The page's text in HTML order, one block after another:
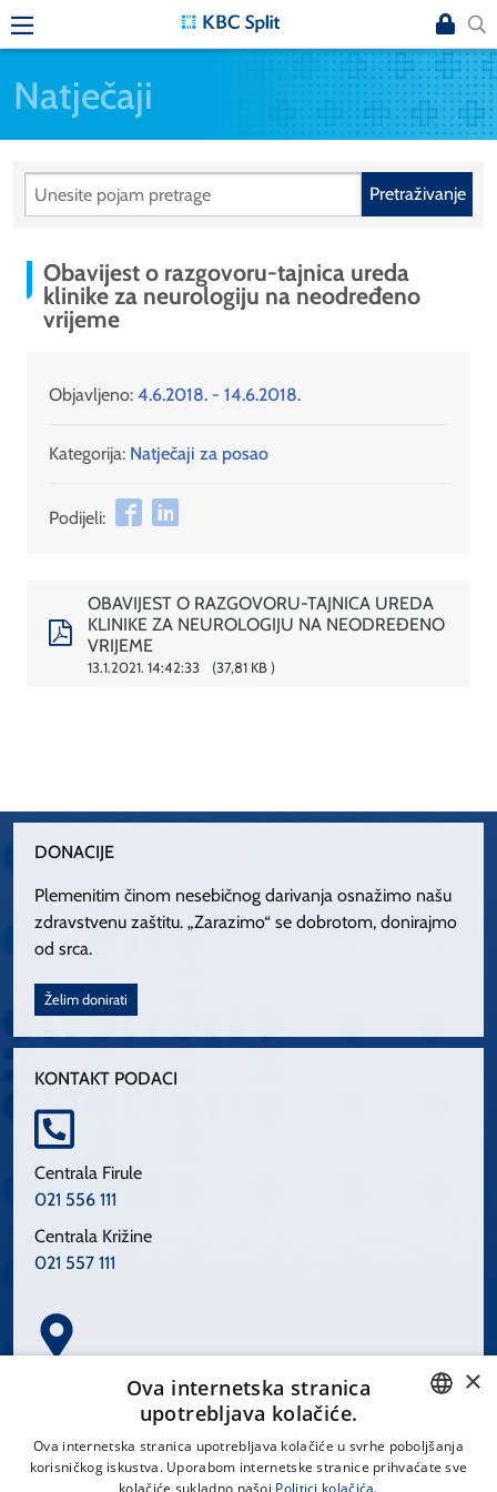
Natječaji
Pretraživanje
Obavijest o razgovoru-tajnica ureda
klinike za neurologiju na neodređeno
vrijeme
Objavljeno: 4.6.2018. - 14.6.2018.
Kategorija: Natječaji za posao
Podijeli:
OBAVIJEST O RAZGOVORU-TAJNICA UREDA
KLINIKE ZA NEUROLOGIJU NA NEODREĐENO
VRIJEME
13.1.2021. 14:42:33 37,81 KB
DONACIJE
Plemenitim činom nesebičnog darivanja osnažimo našu
zdravstvenu zaštitu. „Zarazimo“ se dobrotom, donirajmo
od srca.
Želim donirati
KONTAKT PODACI
Centrala Firule
021 556 111
Centrala Križine
021 557 111
Spinčićeva 1, 21000 Split
CROATIAN
×
Ova internetska stranica
upotrebljava kolačiće.
Ova internetska stranica upotrebljava kolačiće u svrhe poboljšanja
korisničkog iskustva. Uporabom internetske stranice prihvaćate sve
kolačiće sukladno našoj Politici kolačića.